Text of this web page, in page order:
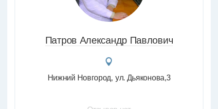
Патров Александр Павлович
Нижний Новгород ул. Дьяконова,3